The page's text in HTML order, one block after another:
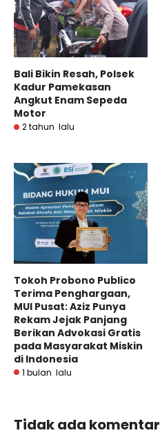
Bali Bikin Resah, Polsek
Kadur Pamekasan
Angkut Enam Sepeda
Motor
2 tahun lalu
Tokoh Probono Publico
Terima Penghargaan,
MUI Pusat: Aziz Punya
Rekam Jejak Panjang
Berikan Advokasi Gratis
pada Masyarakat Miskin
di Indonesia
1 bulan lalu
Tidak ada komentar